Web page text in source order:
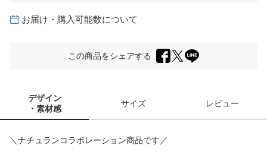
お届け・購入可能数について
この商品をシェアする
デザイン
・素材感
サイズ レビュー
＼ナチュランコラボレーション商品です／